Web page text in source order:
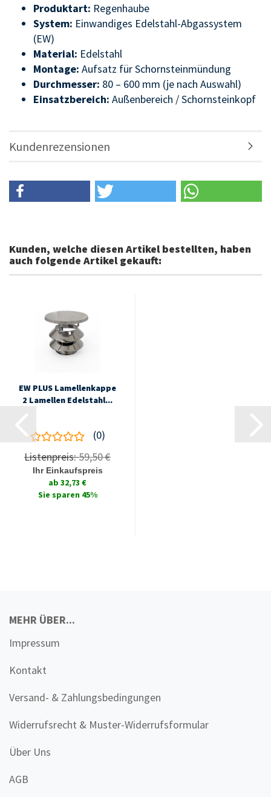
Produktart: Regenhaube
System: Einwandiges Edelstahl-Abgassystem
(EW)
Material: Edelstahl
Montage: Aufsatz für Schornsteinmündung
Durchmesser: 80 – 600 mm (je nach Auswahl)
Einsatzbereich: Außenbereich / Schornsteinkopf
Kundenrezensionen
Kunden, welche diesen Artikel bestellten, haben
auch folgende Artikel gekauft:
EW PLUS La­mel­len­kap­pe
2 La­mel­len Edel­stahl...
0
Listenpreis:59,50 €
Ihr Einkaufspreis
ab 32,73 €
Sie sparen 45%
MEHR ÜBER...
Impressum
Kontakt
Versand- & Zahlungsbedingungen
Widerrufsrecht & Muster-Widerrufsformular
Über Uns
AGB